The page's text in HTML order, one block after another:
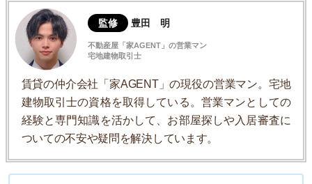
監修 豊田 明
不動産屋「家AGENT」の営業マン
宅地建物取引士
賃貸の仲介会社「家AGENT」の現役の営業マン。宅地
建物取引士の資格を取得している。営業マンとしての
経験と専門知識を活かして、お部屋探しや入居審査に
ついての不安や疑問を解決しています。